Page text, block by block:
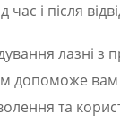
час і після
лазні з
допоможе вам
та